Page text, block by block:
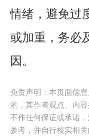
情绪，避免过
或加重，务必
因。
免责声明：本页面信
的，其作者观点、内
不作任何保证或承诺
参考，并自行核实相